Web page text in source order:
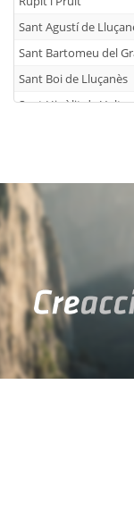
Sant Agustí de
Sant Bartomeu del
Sant Boi de Lluçanès
Sant Hipòlit de
Sant Martí de
Sant Pere de Torelló
Sant Sadurní
Sant Vicenç de Torelló
Santa Cecília de
Santa Eugènia de Berga
Santa Eulàlia de